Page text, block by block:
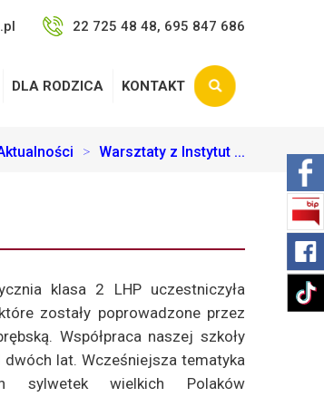
22 725 48 48, 695 847 686
DLA RODZICA KONTAKT
> Warsztaty z Instytut ...
klasa 2 LHP uczestniczyła
zostały poprowadzone przez
Współpraca naszej szkoły
lat. Wcześniejsza tematyka
sylwetek wielkich Polaków